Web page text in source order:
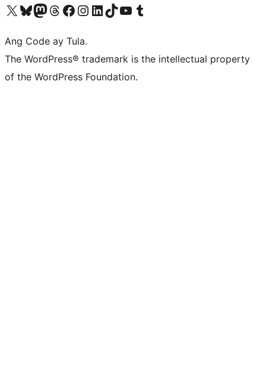
Visit our X (formerly Twitter) account
Bisitahin ang aming Bluesky account
Visit our Mastodon account
Bisitahin ang aming Threads account
Visit our Facebook page
Visit our Instagram account
Visit our LinkedIn account
Bisitahin ang aming TikTok account
Visit our YouTube channel
Bisitahin ang aming Tumblr account
Ang Code ay Tula.
The WordPress® trademark is the intellectual property
of the WordPress Foundation.